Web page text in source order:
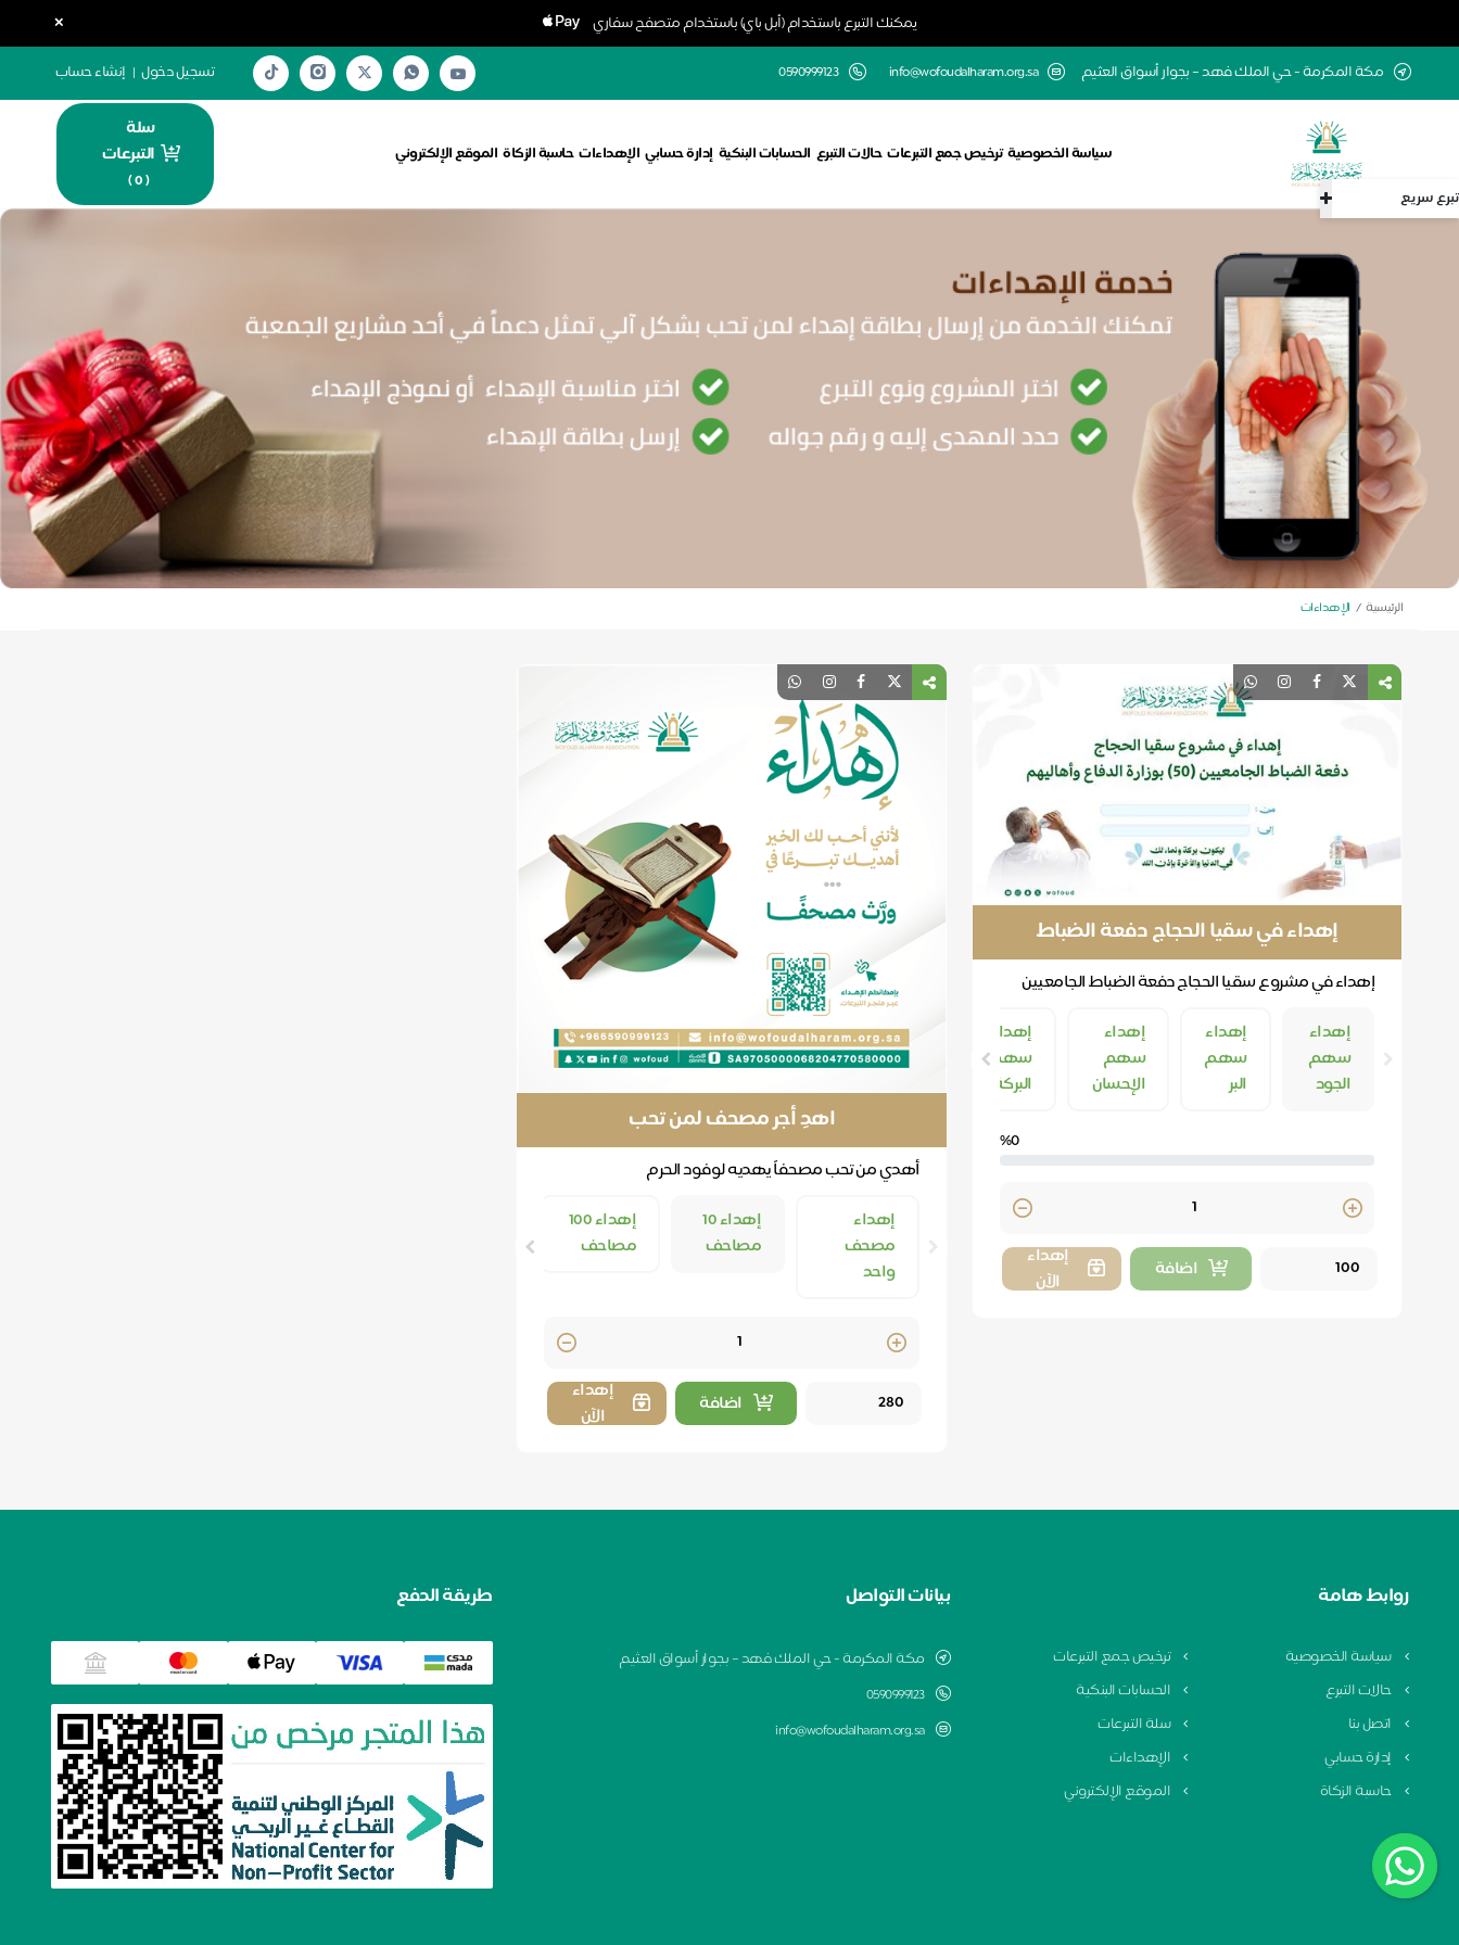
يمكنك التبرع باستخدام (أبل باي) باستخدام متصفح سفاري ×
تبرع سريع
مكة المكرمة - حي الملك فهد – بجوار أسواق العثيم info@wofoudalharam.org.sa
0590999123 تسجيل دخول | إنشاء حساب
سياسة الخصوصية ترخيص جمع التبرعات حالات التبرع الحسابات البنكية إدارة حسابي الإهداءات حاسبة الزكاة الموقع الإلكتروني
سلة
التبرعات
(
0
)
الرئيسية الإهداءات
إهداء في سقيا الحجاج دفعة الضباط
الجامعيين (50) بوزارة الدفاع وأهاليهم.
إهداء في مشروع سقيا الحجاج دفعة الضباط الجامعيين
إهداء
سهم
الجود
إهداء
سهم
البر
إهداء
سهم
الإحسان
إهداء
سهم
البركة
%0
Quantity
اضافة
إهداء
الآن
اهدِ أجر مصحف لمن تحب
أهدي من تحب مصحفاً يهديه لوفود الحرم
إهداء
مصحف
واحد
إهداء 10
مصاحف
إهداء 100
مصاحف
Quantity
اضافة
إهداء
الآن
روابط هامة
سياسة الخصوصية
ترخيص جمع التبرعات
حالات التبرع
الحسابات البنكية
اتصل بنا
سلة التبرعات
إدارة حسابي
الإهداءات
حاسبة الزكاة
الموقع الإلكتروني
بيانات التواصل
مكة المكرمة - حي الملك فهد – بجوار أسواق العثيم
0590999123
info@wofoudalharam.org.sa
طريقة الدفع